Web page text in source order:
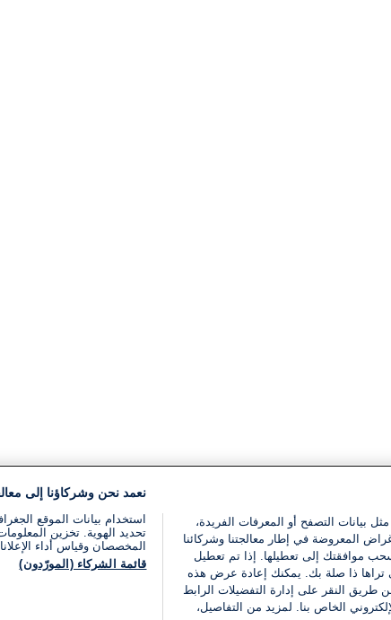
بيانات التصفح أو المعرفات الفريدة،
المعروضة في إطار معالجتنا وشركائنا
موافقتك إلى تعطيلها. إذا تم تعطيل
تراها ذا صلة بك. يمكنك إعادة عرض هذه
طريق النقر على إدارة التفضيلات الرابط
الخاص بنا. لمزيد من التفاصيل،
نعمد نحن وشركاؤنا إلى
استخدام بيانات الموقع
تحديد الهوية. تخزين
المخصصان وقياس أداء
قائمة الشركاء (المورّدون)